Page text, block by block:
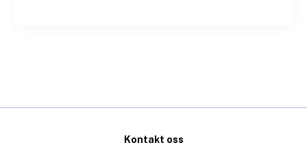
Kontakt oss